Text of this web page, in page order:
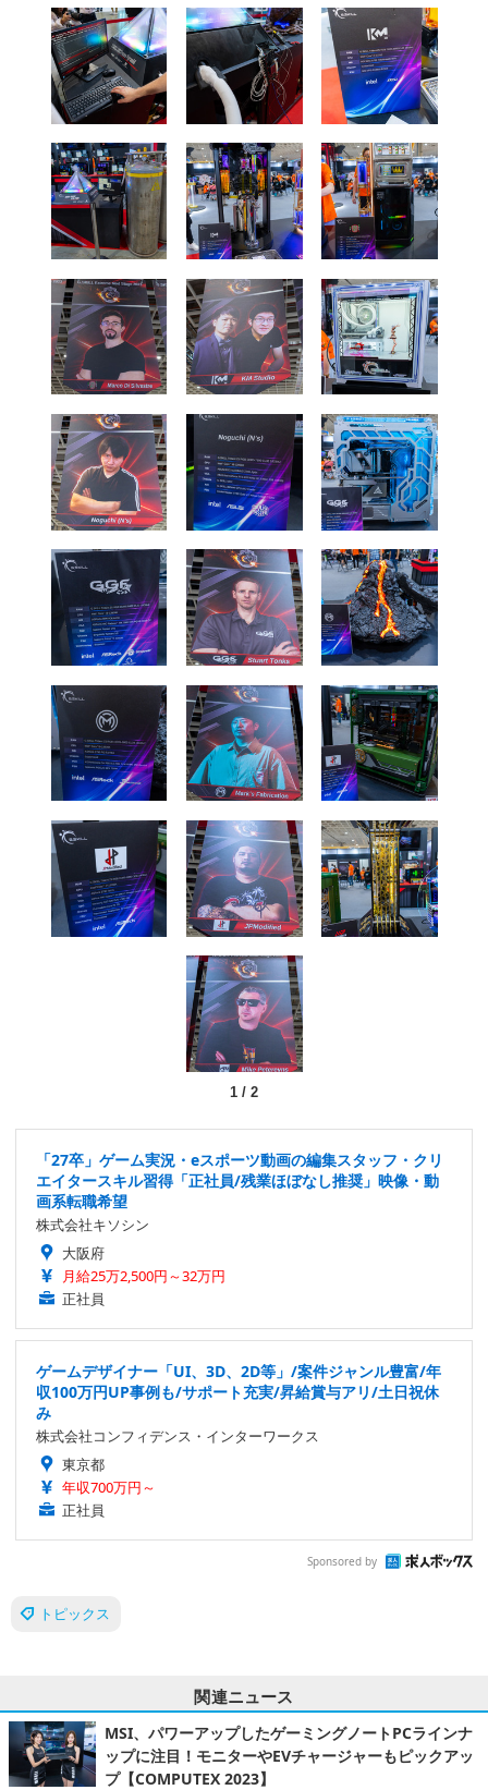
1/ 2
「27卒」ゲーム実況・eスポーツ動画の編集スタッフ・クリ
エイタースキル習得「正社員/残業ほぼなし推奨」映像・動
画系転職希望
株式会社キソシン
大阪府
月給25万2,500円～32万円
正社員
ゲームデザイナー「UI、3D、2D等」/案件ジャンル豊富/年
収100万円UP事例も/サポート充実/昇給賞与アリ/土日祝休
み
株式会社コンフィデンス・インターワークス
東京都
年収700万円～
正社員
Sponsored by
トピックス
関連ニュース
MSI、パワーアップしたゲーミングノートPCラインナ
ップに注目！モニターやEVチャージャーもピックアッ
プ【COMPUTEX 2023】